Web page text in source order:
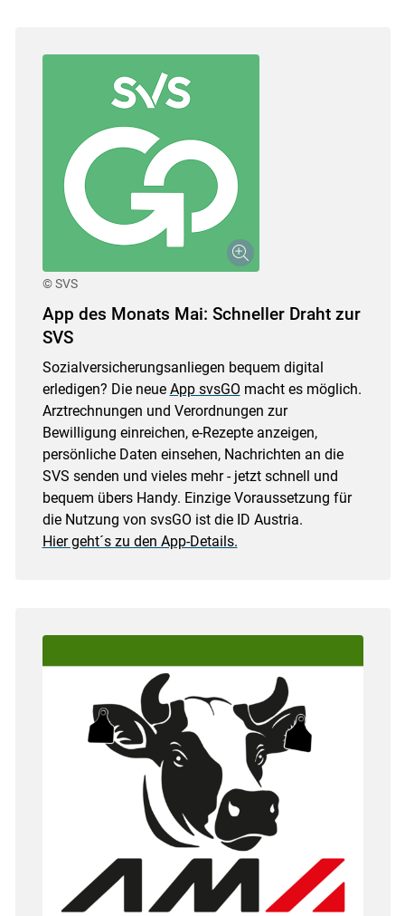
© SVS
App des Monats Mai: Schneller Draht zur
SVS
Sozialversicherungsanliegen bequem digital
erledigen? Die neue App svsGO macht es möglich.
Arztrechnungen und Verordnungen zur
Bewilligung einreichen, e-Rezepte anzeigen,
persönliche Daten einsehen, Nachrichten an die
SVS senden und vieles mehr - jetzt schnell und
bequem übers Handy. Einzige Voraussetzung für
die Nutzung von svsGO ist die ID Austria.
Hier geht´s zu den App-Details.